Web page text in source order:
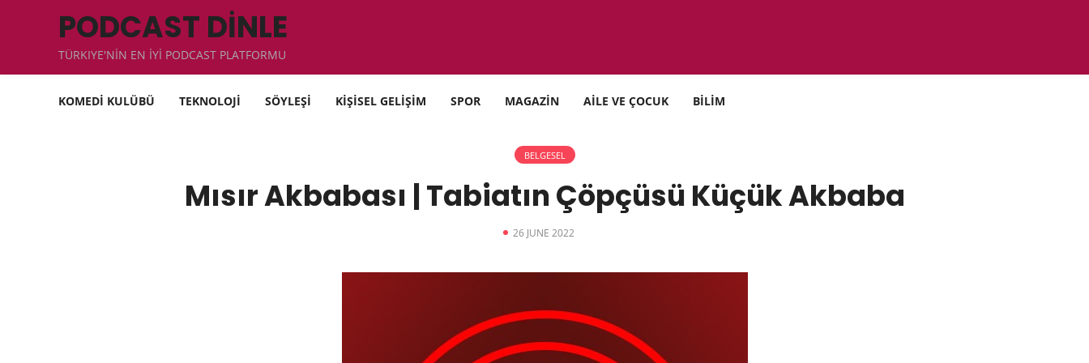
PODCAST DİNLE
TÜRKIYE'NİN EN İYİ PODCAST PLATFORMU
KOMEDİ KULÜBÜ TEKNOLOJİ SÖYLEŞİ KİŞİSEL GELİŞİM SPOR MAGAZİN AİLE VE ÇOCUK BİLİM
BELGESEL
Mısır Akbabası | Tabiatın Çöpçüsü Küçük Akbaba
26 JUNE 2022